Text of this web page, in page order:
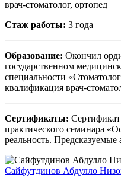
врач-стоматолог, ортопед
Стаж работы: 3 года
Образование: Окончил
государственном
специальности
квалификация врач-
Сертификаты:
практического семинара
реальность.
Сайфутдинов Абдулло